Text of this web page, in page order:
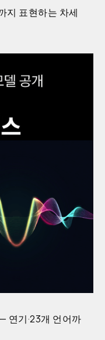
지 표현하는 차세
연기·23개 언어까